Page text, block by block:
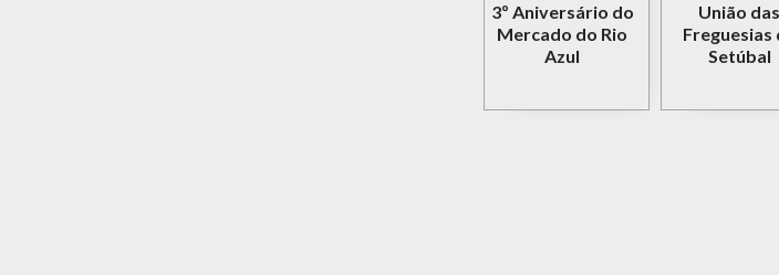
3º Aniversário do
Mercado do Rio
Azul
União das
Freguesias
Setúbal